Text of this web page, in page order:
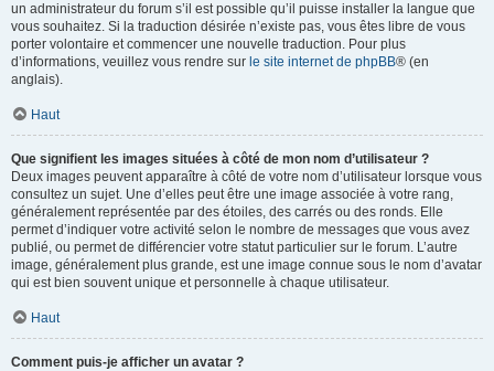
un administrateur du forum s’il est possible qu’il puisse installer la langue que
vous souhaitez. Si la traduction désirée n’existe pas, vous êtes libre de vous
porter volontaire et commencer une nouvelle traduction. Pour plus
d’informations, veuillez vous rendre sur le site internet de phpBB® (en
anglais).
Haut
Que signifient les images situées à côté de mon nom d’utilisateur ?
Deux images peuvent apparaître à côté de votre nom d’utilisateur lorsque vous
consultez un sujet. Une d’elles peut être une image associée à votre rang,
généralement représentée par des étoiles, des carrés ou des ronds. Elle
permet d’indiquer votre activité selon le nombre de messages que vous avez
publié, ou permet de différencier votre statut particulier sur le forum. L’autre
image, généralement plus grande, est une image connue sous le nom d’avatar
qui est bien souvent unique et personnelle à chaque utilisateur.
Haut
Comment puis-je afficher un avatar ?